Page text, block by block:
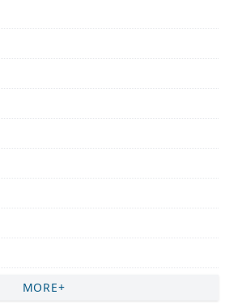
MORE+